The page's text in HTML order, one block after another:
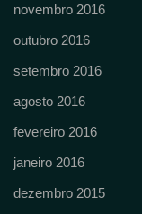
novembro 2016
outubro 2016
setembro 2016
agosto 2016
fevereiro 2016
janeiro 2016
dezembro 2015